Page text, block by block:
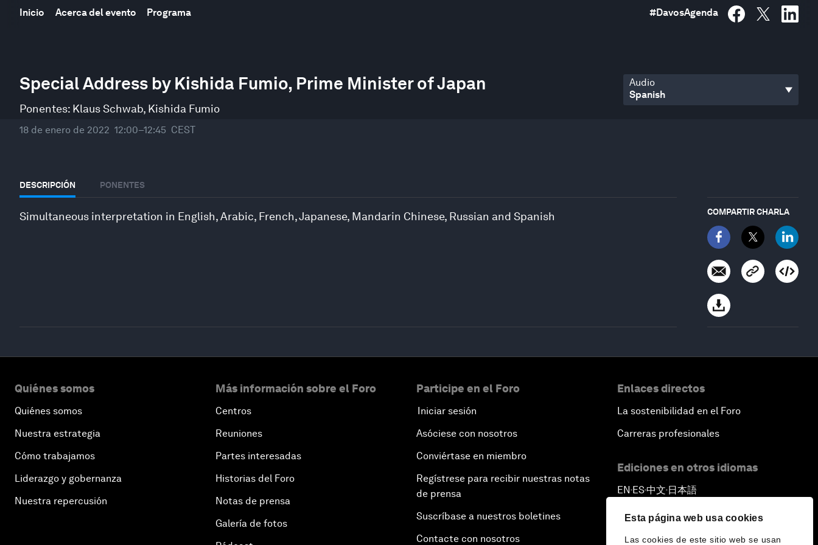
Esta página web usa cookies
Las cookies de este sitio web se usan
Inicio Acerca del evento Programa #DavosAgenda
Special Address by Kishida Fumio, Prime Minister of Japan
Ponentes: Klaus Schwab, Kishida Fumio
18 de enero de 2022 12:00–12:45 CEST
Audio
DESCRIPCIÓN PONENTES
Simultaneous interpretation in English, Arabic, French, Japanese, Mandarin Chinese, Russian and Spanish COMPARTIR CHARLA
seconds
of
minutes,
secondsVolume
90%
Quiénes somos
Quiénes somos
Nuestra estrategia
Cómo trabajamos
Liderazgo y gobernanza
Nuestra repercusión
Más información sobre el Foro
Centros
Reuniones
Partes interesadas
Historias del Foro
Notas de prensa
Galería de fotos
Participe en el Foro
Iniciar sesión
Asóciese con nosotros
Conviértase en miembro
Regístrese para recibir nuestras notas
de prensa
Suscríbase a nuestros boletines
Contacte con nosotros
Enlaces directos
La sostenibilidad en el Foro
Carreras profesionales
Ediciones en otros idiomas
EN ▪ES▪中文▪ 日本語